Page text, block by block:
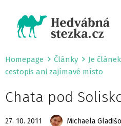
Homepage Články
Je
cestopis ani zajímavé místo
Chata pod
27. 10. 2011 Michaela